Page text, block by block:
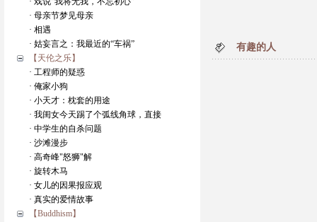
· 母亲节梦见母亲
· 相遇
· 姑妄言之：我最近的“车祸”
【天伦之乐】
· 工程师的疑惑
· 俺家小狗
· 小天才：枕套的用途
· 我闺女今天踢了个弧线角球，直接
· 中学生的自杀问题
· 沙滩漫步
· 高奇峰"怒狮"解
· 旋转木马
· 女儿的因果报应观
· 真实的爱情故事
【Buddhism】
有趣的人